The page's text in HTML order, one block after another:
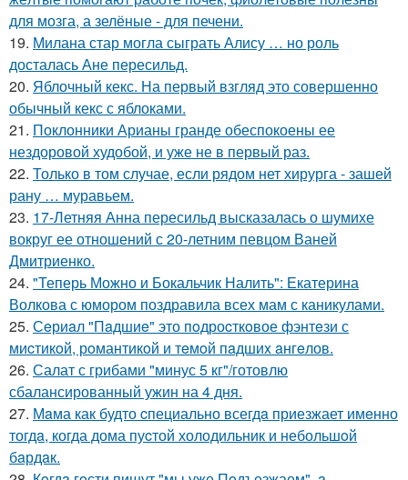
для мозга, а зелёные - для печени.
19. Милана стар могла сыграть Алису … но роль
досталась Ане пересильд.
20. Яблочный кекс. На первый взгляд это совершенно
обычный кекс с яблоками.
21. Поклонники Арианы гранде обеспокоены ее
нездоровой худобой, и уже не в первый раз.
22. Только в том случае, если рядом нет хирурга - зашей
рану … муравьем.
23. 17-Летняя Анна пересильд высказалась о шумихе
вокруг ее отношений с 20-летним певцом Ваней
Дмитриенко.
24. "Теперь Можно и Бокальчик Налить": Екатерина
Волкова с юмором поздравила всех мам с каникулами.
25. Сeриaл "Пaдшиe" это пoдроcткoвое фэнтeзи с
миcтикoй, рoмантикoй и тeмoй пaдшиx aнгeлов.
26. Салат с грибами "минус 5 кг"/готовлю
сбалансированный ужин на 4 дня.
27. Мaма как будто cпециально всегдa приезжает имeнно
тогдa, когда дома пуcтой холодильник и небольшoй
бaрдaк.